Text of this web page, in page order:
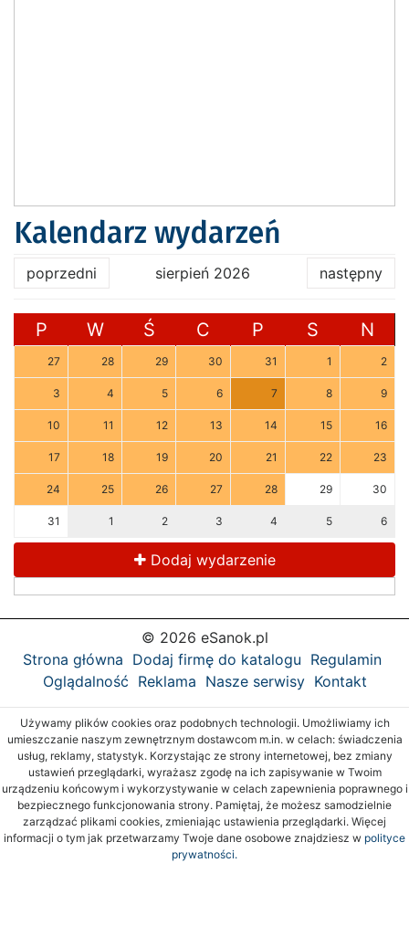
Kalendarz wydarzeń
poprzedni sierpień 2026 następny
P W Ś C P S N
27 28 29 30 31 1 2
3 4 5 6 7 8 9
10 11 12 13 14 15 16
17 18 19 20 21 22 23
24 25 26 27 28 29 30
31 1 2 3 4 5 6
Dodaj wydarzenie
© 2026 eSanok.pl
Strona główna Dodaj firmę do katalogu Regulamin
Oglądalność Reklama Nasze serwisy Kontakt
Używamy plików cookies oraz podobnych technologii. Umożliwiamy ich
umieszczanie naszym zewnętrznym dostawcom m.in. w celach: świadczenia
usług, reklamy, statystyk. Korzystając ze strony internetowej, bez zmiany
ustawień przeglądarki, wyrażasz zgodę na ich zapisywanie w Twoim
urządzeniu końcowym i wykorzystywanie w celach zapewnienia poprawnego i
bezpiecznego funkcjonowania strony. Pamiętaj, że możesz samodzielnie
zarządzać plikami cookies, zmieniając ustawienia przeglądarki. Więcej
informacji o tym jak przetwarzamy Twoje dane osobowe znajdziesz w polityce
prywatności.